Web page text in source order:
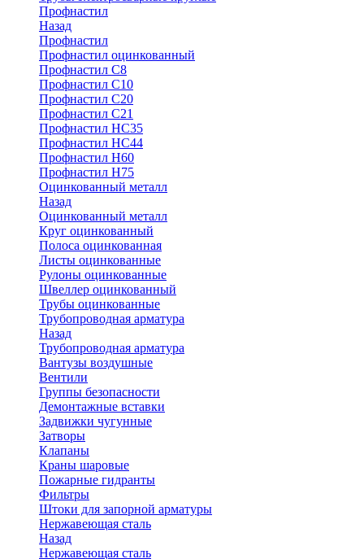
Профнастил
Назад
Профнастил
Профнастил оцинкованный
Профнастил С8
Профнастил С10
Профнастил С20
Профнастил С21
Профнастил НС35
Профнастил НС44
Профнастил Н60
Профнастил Н75
Оцинкованный металл
Назад
Оцинкованный металл
Круг оцинкованный
Полоса оцинкованная
Листы оцинкованные
Рулоны оцинкованные
Швеллер оцинкованный
Трубы оцинкованные
Трубопроводная арматура
Назад
Трубопроводная арматура
Вантузы воздушные
Вентили
Группы безопасности
Демонтажные вставки
Задвижки чугунные
Затворы
Клапаны
Краны шаровые
Пожарные гидранты
Фильтры
Штоки для запорной арматуры
Нержавеющая сталь
Назад
Нержавеющая сталь